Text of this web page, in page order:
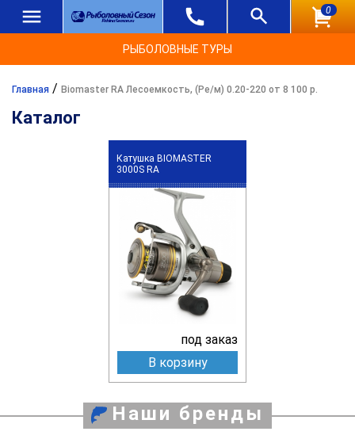
0
РЫБОЛОВНЫЕ ТУРЫ
Главная / Biomaster RA Лесоемкость, (Ре/м) 0.20-220 от 8 100 р.
Каталог
Катушка BIOMASTER
3000S RA
под заказ
В корзину
Наши бренды